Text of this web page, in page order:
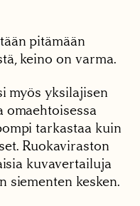
pitämään
keino on varma.
myös yksilajisen
omaehtoisessa
tarkastaa kuin
Ruokaviraston
kuvavertailuja
siementen kesken.